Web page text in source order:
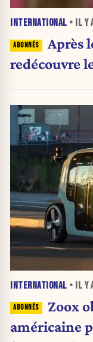
INTERNATIONAL • IL Y
Après
redécouvre
INTERNATIONAL • IL Y
Zoox
américaine